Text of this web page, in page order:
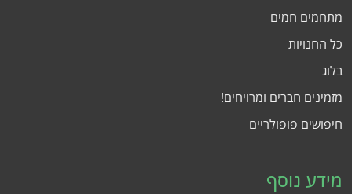
מתחמים חמים
כל החנויות
בלוג
מזמינים חברים ומרויחים!
חיפושים פופולריים
מידע נוסף